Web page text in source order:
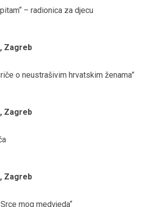
– radionica za djecu
Zagreb
o neustrašivim hrvatskim ženama”
Zagreb
Zagreb
mog medvjeda“